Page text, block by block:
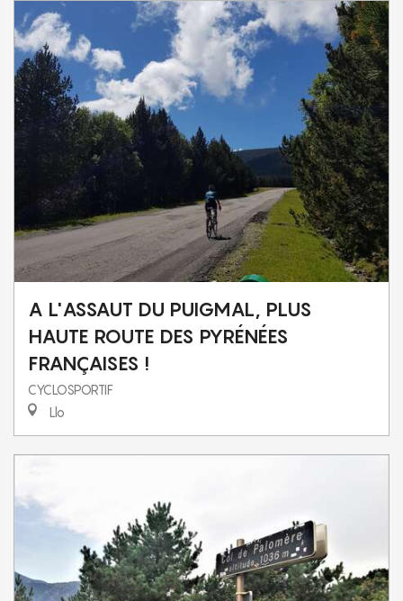
A L'ASSAUT DU PUIGMAL, PLUS
HAUTE ROUTE DES PYRÉNÉES
FRANÇAISES !
CYCLOSPORTIF
Llo